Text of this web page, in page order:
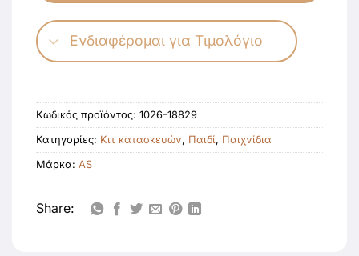
Ενδιαφέρομαι για Τιμολόγιο
Κωδικός προϊόντος: 1026-18829
Κατηγορίες: Κιτ κατασκευών, Παιδί, Παιχνίδια
Μάρκα: AS
Share: